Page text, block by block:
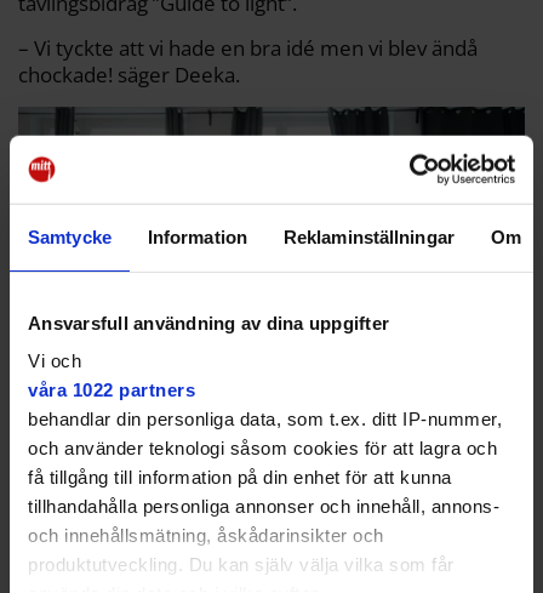
Samtycke Information Reklaminställningar Om
Ansvarsfull användning av dina uppgifter
Vi och
våra 1022 partners
behandlar din personliga data, som t.ex. ditt IP-nummer,
och använder teknologi såsom cookies för att lagra och
få tillgång till information på din enhet för att kunna
tillhandahålla personliga annonser och innehåll, annons-
och innehållsmätning, åskådarinsikter och
produktutveckling. Du kan själv välja vilka som får
– Vi tyckte att vi hade en bra idé men vi blev ändå
chockade! säger Deeka.
Deeka Sheikh bor i Jakobsberg och Hodan Yusuf bor i Rinkeby, men de
har gått tillsammans på Stockholm International Academy i Häggvik
hela grundskolan, från F-klass till nian.
Martin Svensson
Vad sa klasskompisarna om att ni vunnit?